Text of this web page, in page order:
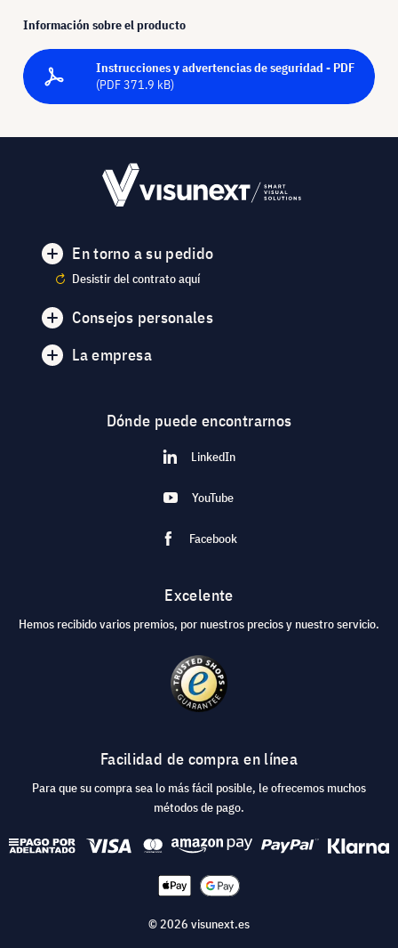
Información sobre el producto
Instrucciones y advertencias de seguridad - PDF
(PDF 371.9 kB)
En torno a su pedido
Desistir del contrato aquí
Consejos personales
La empresa
Dónde puede encontrarnos
LinkedIn
YouTube
Facebook
Excelente
Hemos recibido varios premios, por nuestros precios y nuestro servicio.
Facilidad de compra en línea
Para que su compra sea lo más fácil posible, le ofrecemos muchos
métodos de pago.
© 2026 visunext.es